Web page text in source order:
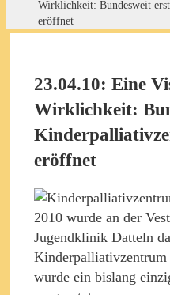
Wirklichkeit: Bundesweit
eröffnet
23.04.10: Eine
Wirklichkeit:
eröffnet
2010 wurde an der
Jugendklinik Datteln
wurde ein bislang